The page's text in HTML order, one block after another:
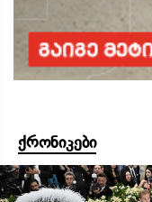
ქრონიკები